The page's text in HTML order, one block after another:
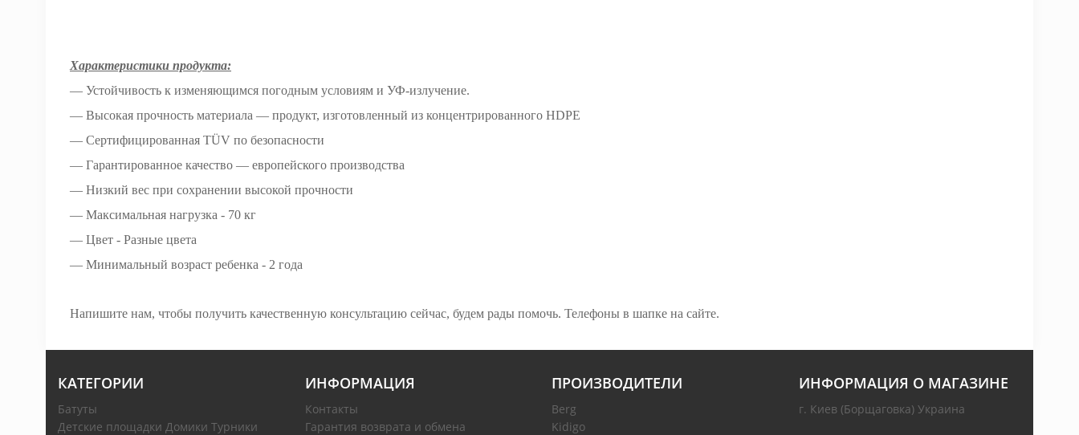
Характеристики продукта:
― Устойчивость к изменяющимся погодным условиям и УФ-излучение.
― Высокая прочность материала — продукт, изготовленный из концентрированного HDPE
― Сертифицированная TÜV по безопасности
― Гарантированное качество — европейского производства
― Низкий вес при сохранении высокой прочности
— Максимальная нагрузка - 70 кг
— Цвет - Разные цвета
— Минимальный возраст ребенка - 2 года
Напишите нам, чтобы получить качественную консультацию сейчас, будем рады помочь. Телефоны в шапке на сайте.
КАТЕГОРИИ
Батуты
Детские площадки Домики Турники
ИНФОРМАЦИЯ
Контакты
Гарантия возврата и обмена
ПРОИЗВОДИТЕЛИ
Berg
Kidigo
ИНФОРМАЦИЯ О МАГАЗИНЕ
г. Киев (Борщаговка) Украина